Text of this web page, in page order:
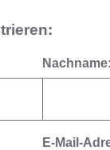
Nachname:
E-Mail-